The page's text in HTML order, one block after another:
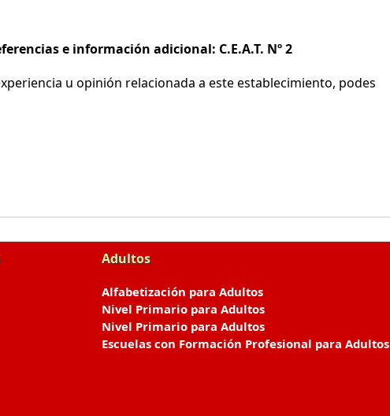
e información adicional: C.E.A.T. Nº 2
u opinión relacionada a este establecimiento, podes
Adultos
Alfabetización para Adultos
Nivel Primario para Adultos
Nivel Primario para Adultos
Escuelas con Formación Profesional para Adultos